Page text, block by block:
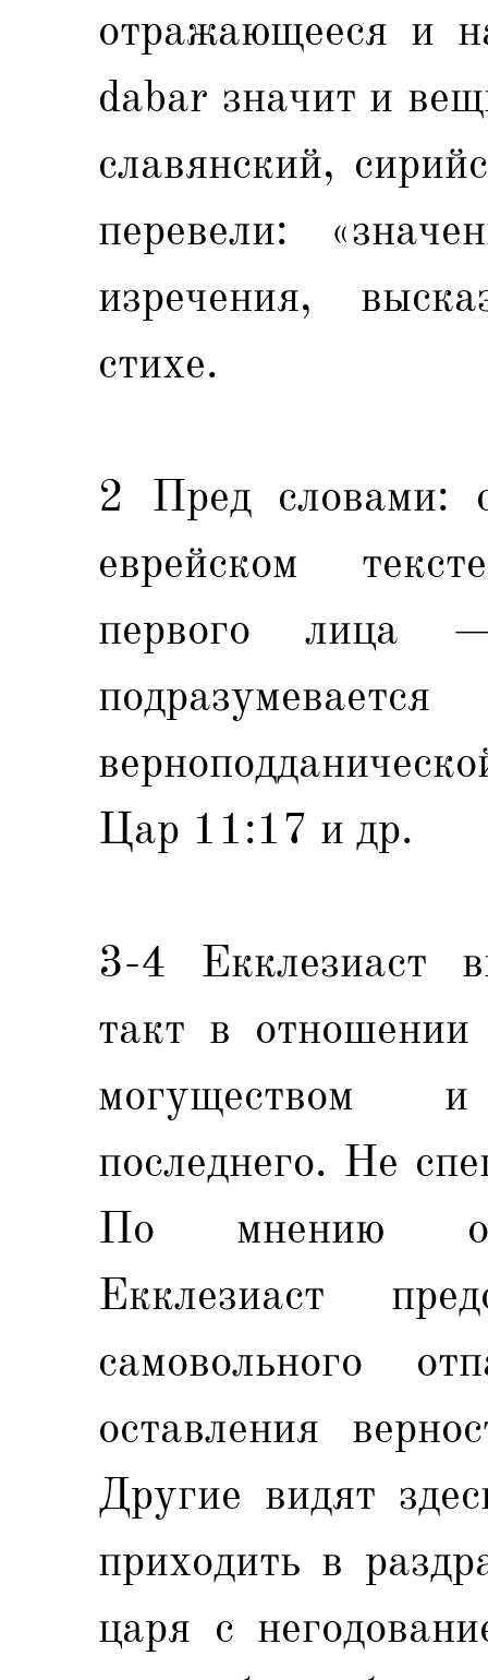
отражающееся и
dabar значит и
славянский,
перевели:
изречения,
стихе.
2 Пред словами:
еврейском
первого лица
Цар 11:17 и др.
3-4 Екклезиаст
такт в
могуществом и
последнего. Не
По мнению
Екклезиаст
самовольного
оставления
Другие видят
приходить в
царя с